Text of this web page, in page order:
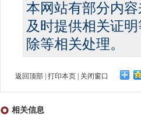
本网站有部分内
及时提供相关证
除等相关处理。
返回顶部 打印本页 关闭窗口
相关信息